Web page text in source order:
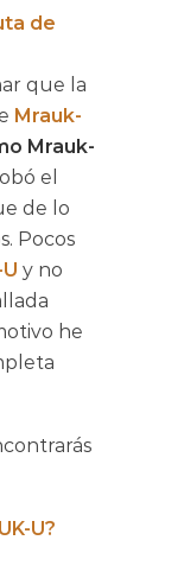
de
que la
Mrauk-
Mrauk-
el
de lo
Pocos
y no
he
U?